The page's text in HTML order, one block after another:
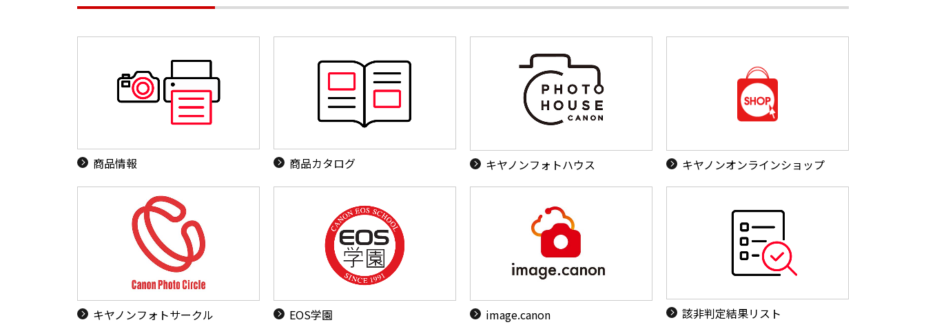
商品情報 商品カタログ キヤノンフォトハウス キヤノンオンラインショップ
キヤノンフォトサークル EOS学園 image.canon 該非判定結果リスト